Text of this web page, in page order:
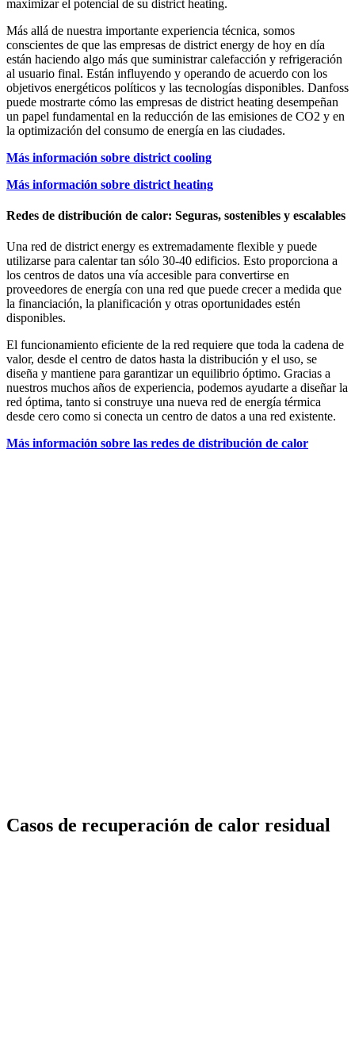
maximizar el potencial de su district heating.
Más allá de nuestra importante experiencia técnica, somos
conscientes de que las empresas de district energy de hoy en día
están haciendo algo más que suministrar calefacción y refrigeración
al usuario final. Están influyendo y operando de acuerdo con los
objetivos energéticos políticos y las tecnologías disponibles. Danfoss
puede mostrarte cómo las empresas de district heating desempeñan
un papel fundamental en la reducción de las emisiones de CO2 y en
la optimización del consumo de energía en las ciudades.
Más información sobre district cooling
Más información sobre district heating
Redes de distribución de calor: Seguras, sostenibles y escalables
Una red de district energy es extremadamente flexible y puede
utilizarse para calentar tan sólo 30-40 edificios. Esto proporciona a
los centros de datos una vía accesible para convertirse en
proveedores de energía con una red que puede crecer a medida que
la financiación, la planificación y otras oportunidades estén
disponibles.
El funcionamiento eficiente de la red requiere que toda la cadena de
valor, desde el centro de datos hasta la distribución y el uso, se
diseña y mantiene para garantizar un equilibrio óptimo. Gracias a
nuestros muchos años de experiencia, podemos ayudarte a diseñar la
red óptima, tanto si construye una nueva red de energía térmica
desde cero como si conecta un centro de datos a una red existente.
Más información sobre las redes de distribución de calor
Casos de recuperación de calor residual